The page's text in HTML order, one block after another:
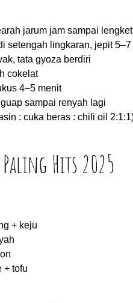
jarum jam sampai lengket
setengah lingkaran, jepit
tata gyoza berdiri
cokelat
4–5 menit
sampai renyah lagi
: cuka beras : chili oil
Hits 2025
+ keju
+ tofu